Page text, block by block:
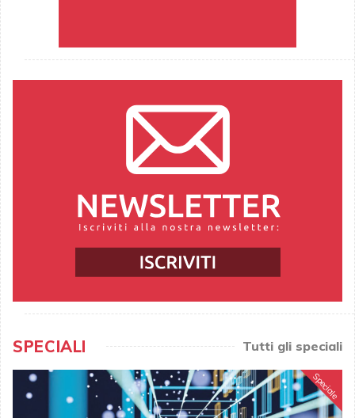
SPECIALI Tutti gli speciali
Speciale